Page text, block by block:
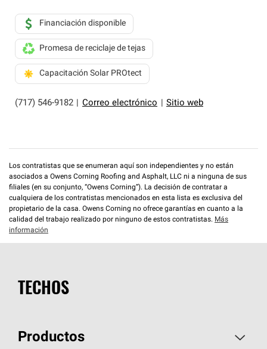
(717) 546-9182 Correo electrónico Sitio web
Financiación disponible
Promesa de reciclaje de tejas
Capacitación Solar PROtect
Los contratistas que se enumeran aquí son independientes y no están
asociados a Owens Corning Roofing and Asphalt, LLC ni a ninguna de sus
filiales (en su conjunto, “Owens Corning”). La decisión de contratar a
cualquiera de los contratistas mencionados en esta lista es exclusiva del
propietario de la casa. Owens Corning no ofrece garantías en cuanto a la
calidad del trabajo realizado por ninguno de estos contratistas. Más
información
TECHOS
Productos